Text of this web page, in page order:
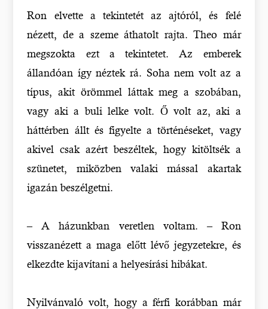
Ron elvette a tekintetét az ajtóról, és felé
nézett, de a szeme áthatolt rajta. Theo már
megszokta ezt a tekintetet. Az emberek
állandóan így néztek rá. Soha nem volt az a
típus, akit örömmel láttak meg a szobában,
vagy aki a buli lelke volt. Ő volt az, aki a
háttérben állt és figyelte a történéseket, vagy
akivel csak azért beszéltek, hogy kitöltsék a
szünetet, miközben valaki mással akartak
igazán beszélgetni.
– A házunkban veretlen voltam. – Ron
visszanézett a maga előtt lévő jegyzetekre, és
elkezdte kijavítani a helyesírási hibákat.
Nyilvánvaló volt, hogy a férfi korábban már